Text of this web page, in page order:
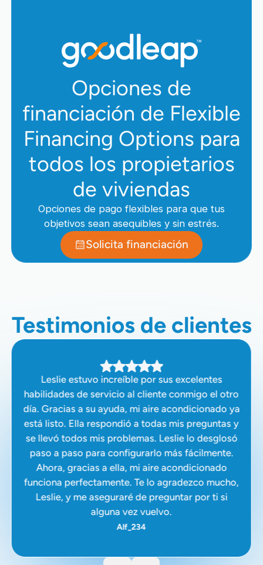
Opciones de
financiación de Flexible
Financing Options para
todos los propietarios
de viviendas
Opciones de pago flexibles para que tus
objetivos sean asequibles y sin estrés.
Solicita financiación
Testimonios de clientes
Leslie estuvo increíble por sus excelentes
habilidades de servicio al cliente conmigo el otro
día. Gracias a su ayuda, mi aire acondicionado ya
está listo. Ella respondió a todas mis preguntas y
se llevó todos mis problemas. Leslie lo desglosó
paso a paso para configurarlo más fácilmente.
Ahora, gracias a ella, mi aire acondicionado
funciona perfectamente. Te lo agradezco mucho,
Leslie, y me aseguraré de preguntar por ti si
alguna vez vuelvo.
Alf_234